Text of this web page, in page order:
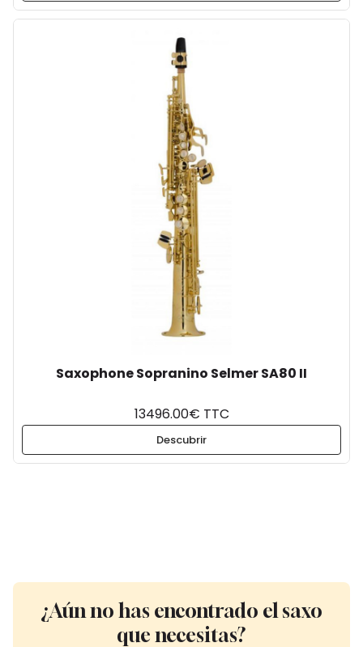
Saxophone Sopranino Selmer SA80 II
13496.00€ TTC
Descubrir
¿Aún no has encontrado el saxo
que necesitas?